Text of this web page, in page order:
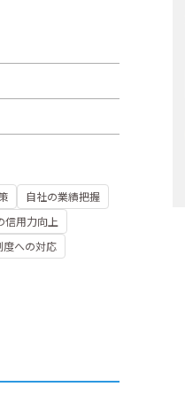
自社の業績把握
信用力向上
度への対応